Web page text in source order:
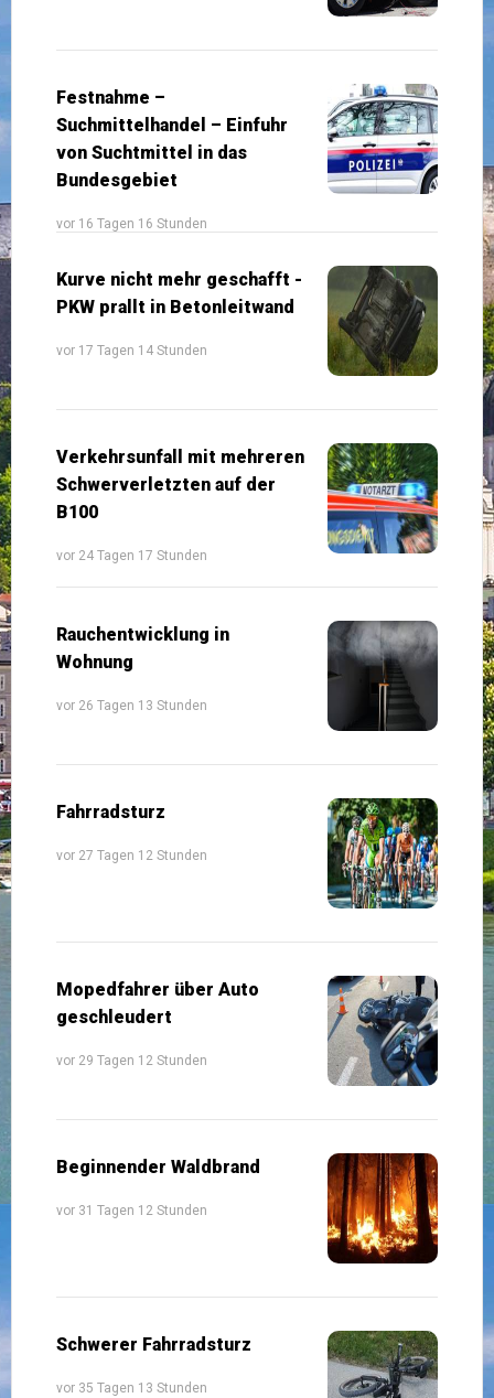
Festnahme –
Suchmittelhandel – Einfuhr
von Suchtmittel in das
Bundesgebiet
vor 16 Tagen 16 Stunden
Kurve nicht mehr geschafft -
PKW prallt in Betonleitwand
vor 17 Tagen 14 Stunden
Verkehrsunfall mit mehreren
Schwerverletzten auf der
B100
vor 24 Tagen 17 Stunden
Rauchentwicklung in
Wohnung
vor 26 Tagen 13 Stunden
Fahrradsturz
vor 27 Tagen 12 Stunden
Mopedfahrer über Auto
geschleudert
vor 29 Tagen 12 Stunden
Beginnender Waldbrand
vor 31 Tagen 12 Stunden
Schwerer Fahrradsturz
vor 35 Tagen 13 Stunden